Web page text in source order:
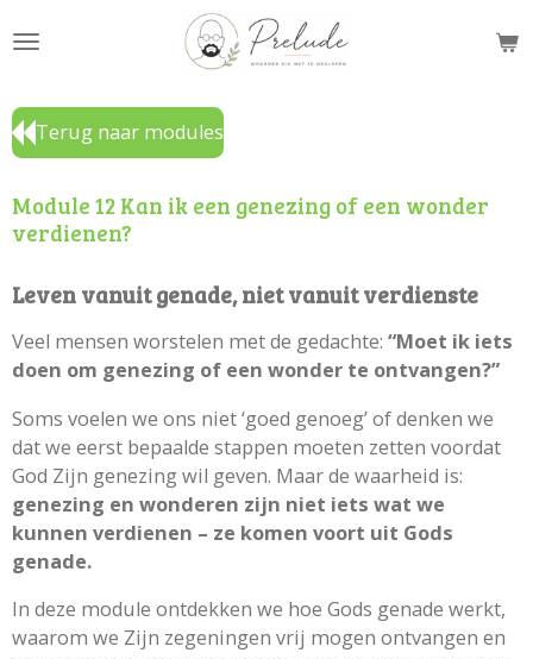
direct
de
hoofdinhoud
Terug naar modules
Module 12 Kan ik een genezing of een wonder
verdienen?
Leven vanuit genade, niet vanuit verdienste
Veel mensen worstelen met de gedachte: “Moet ik iets
doen om genezing of een wonder te ontvangen?”
Soms voelen we ons niet ‘goed genoeg’ of denken we
dat we eerst bepaalde stappen moeten zetten voordat
God Zijn genezing wil geven. Maar de waarheid is:
genezing en wonderen zijn niet iets wat we
kunnen verdienen – ze komen voort uit Gods
genade.
In deze module ontdekken we hoe Gods genade werkt,
waarom we Zijn zegeningen vrij mogen ontvangen en